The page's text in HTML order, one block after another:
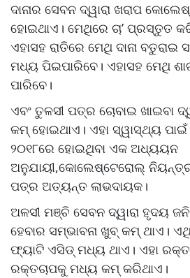
ଦାନାର ସେବନ ଦ୍ୱାରା ଖରାପ
ହୋଇଥାଏ। ମେଥିରେ ଚା’ ପ୍ରସ୍ତୁତ
ଏହାସହ ରାତିରେ ମେଥି ଦାନା ବତୁରାଇ
ମଧ୍ୟ ପିଇପାରିବେ। ଏହାସହ ମେଥି
ପାରିବେ।
ଏବଂ ତୁଳସୀ ପତ୍ର ଚୋବାଇ ଖାଇବା
କମ୍‌‌ ହୋଇଥାଏ। ଏହା ସ୍ୱାସ୍ଥ୍ୟ
୨୦୧୮ରେ ହୋଇଥିବା ଏକ ଅଧ୍ୟୟନ
ଅନୁଯାୟୀ,କୋଲେଷ୍ଟେରୋଲ୍‌‌
ପତ୍ର ଅତ୍ୟନ୍ତ ଲାଭଦାୟକ।
ଅଳସୀ ମଞ୍ଚି ସେବନ ଦ୍ୱାରା ହୃଦୟ
ହେବାର ସମ୍ଭାବନା ଖୁବ୍‌‌ କମ୍‌‌ ଥାଏ।
ଫ୍ୟାଟି ଏସିଡ୍‌‌ ମଧ୍ୟ ଥାଏ। ଏହା
ରକ୍ତଚାପକୁ ମଧ୍ୟ କମ୍‌‌ କରିଥାଏ।